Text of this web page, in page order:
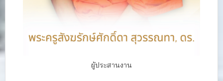
ผู้ประสานงาน